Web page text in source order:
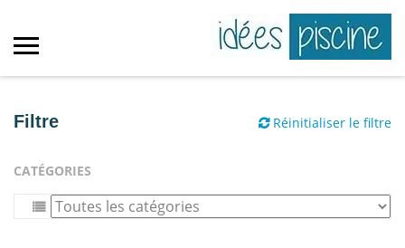
Filtre Réinitialiser le filtre
CATÉGORIES